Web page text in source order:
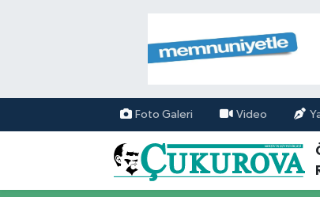
Foto Galeri Video
Mersin Nöbetçi Eczaneler
Mersin Hava Durumu
Mersin Namaz Vakitleri
Mersin Trafik Yoğunluk Haritası